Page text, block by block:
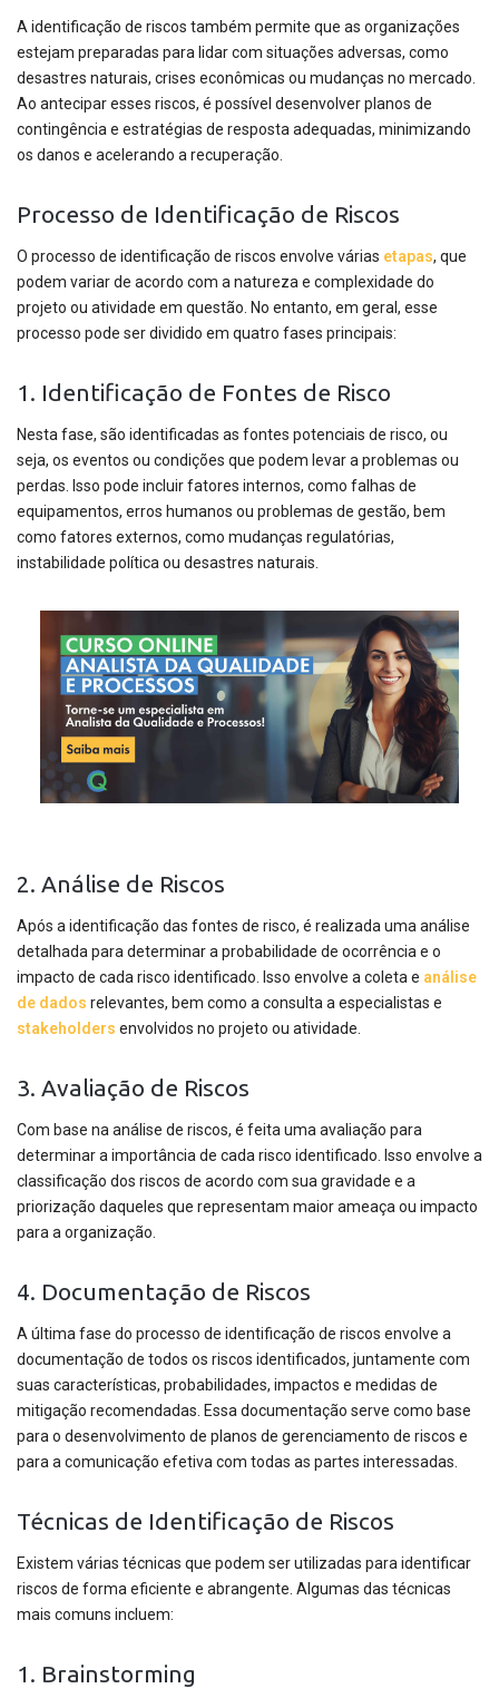
A identificação de riscos também permite que as organizações
estejam preparadas para lidar com situações adversas, como
desastres naturais, crises econômicas ou mudanças no mercado.
Ao antecipar esses riscos, é possível desenvolver planos de
contingência e estratégias de resposta adequadas, minimizando
os danos e acelerando a recuperação.
Processo de Identificação de Riscos
O processo de identificação de riscos envolve várias etapas, que
podem variar de acordo com a natureza e complexidade do
projeto ou atividade em questão. No entanto, em geral, esse
processo pode ser dividido em quatro fases principais:
1. Identificação de Fontes de Risco
Nesta fase, são identificadas as fontes potenciais de risco, ou
seja, os eventos ou condições que podem levar a problemas ou
perdas. Isso pode incluir fatores internos, como falhas de
equipamentos, erros humanos ou problemas de gestão, bem
como fatores externos, como mudanças regulatórias,
instabilidade política ou desastres naturais.
2. Análise de Riscos
Após a identificação das fontes de risco, é realizada uma análise
detalhada para determinar a probabilidade de ocorrência e o
impacto de cada risco identificado. Isso envolve a coleta e análise
de dados relevantes, bem como a consulta a especialistas e
stakeholders envolvidos no projeto ou atividade.
3. Avaliação de Riscos
Com base na análise de riscos, é feita uma avaliação para
determinar a importância de cada risco identificado. Isso envolve a
classificação dos riscos de acordo com sua gravidade e a
priorização daqueles que representam maior ameaça ou impacto
para a organização.
4. Documentação de Riscos
A última fase do processo de identificação de riscos envolve a
documentação de todos os riscos identificados, juntamente com
suas características, probabilidades, impactos e medidas de
mitigação recomendadas. Essa documentação serve como base
para o desenvolvimento de planos de gerenciamento de riscos e
para a comunicação efetiva com todas as partes interessadas.
Técnicas de Identificação de Riscos
Existem várias técnicas que podem ser utilizadas para identificar
riscos de forma eficiente e abrangente. Algumas das técnicas
mais comuns incluem:
1. Brainstorming